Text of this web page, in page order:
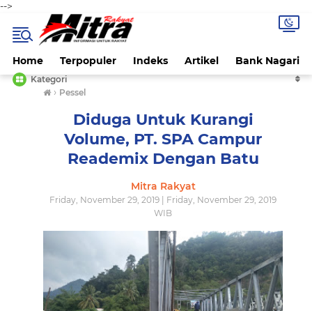
-->
Home Terpopuler Indeks Artikel Bank Nagari
Kategori
› Pessel
Diduga Untuk Kurangi
Volume, PT. SPA Campur
Reademix Dengan Batu
Mitra Rakyat
Friday, November 29, 2019 | Friday, November 29, 2019
WIB